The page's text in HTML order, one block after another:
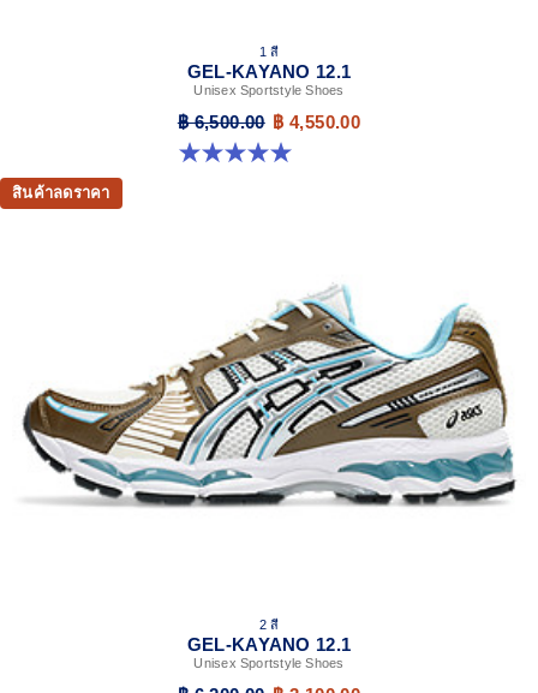
1 สี
GEL-KAYANO 12.1
Unisex Sportstyle Shoes
฿ 6,500.00 ฿ 4,550.00
5.0 จาก 5 ดาว 6 รีวิว
สินค้าลดราคา
2 สี
GEL-KAYANO 12.1
Unisex Sportstyle Shoes